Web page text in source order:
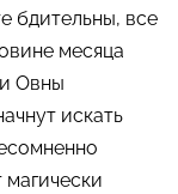
бдительны, все
месяца
Овны
искать
магически